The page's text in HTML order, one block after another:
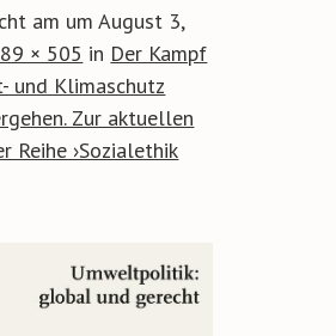
am umAugust 3,
× 505 in Der Kampf
und Klimaschutz
Zur aktuellen
Reihe ›Sozialethik